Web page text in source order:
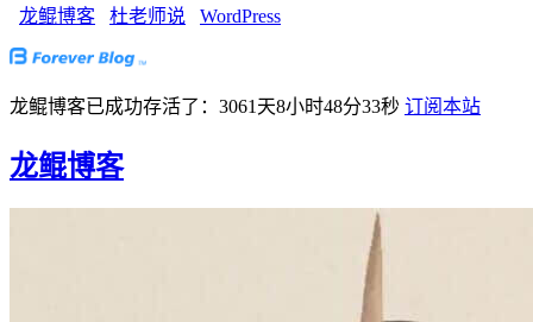
龙鲲博客 杜老师说 WordPress
龙鲲博客已成功存活了：3061天8小时48分34秒 订阅本站
龙鲲博客